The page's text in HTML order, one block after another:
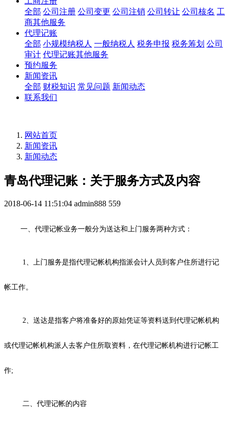
全部 公司注册 公司变更 公司注销 公司转让 公司核名 工
商其他服务
代理记账
全部 小规模纳税人 一般纳税人 税务申报 税务筹划 公司
审计 代理记账其他服务
预约服务
新闻资讯
全部 财税知识 常见问题 新闻动态
联系我们
网站首页
新闻资讯
新闻动态
青岛代理记账：关于服务方式及内容
2018-06-14 11:51:04 admin888 559
一、代理记帐业务一般分为送达和上门服务两种方式：
1、上门服务是指代理记帐机构指派会计人员到客户住所进行记
帐工作。
2、送达是指客户将准备好的原始凭证等资料送到代理记帐机构
或代理记帐机构派人去客户住所取资料，在代理记帐机构进行记帐工
作;
二、代理记帐的内容